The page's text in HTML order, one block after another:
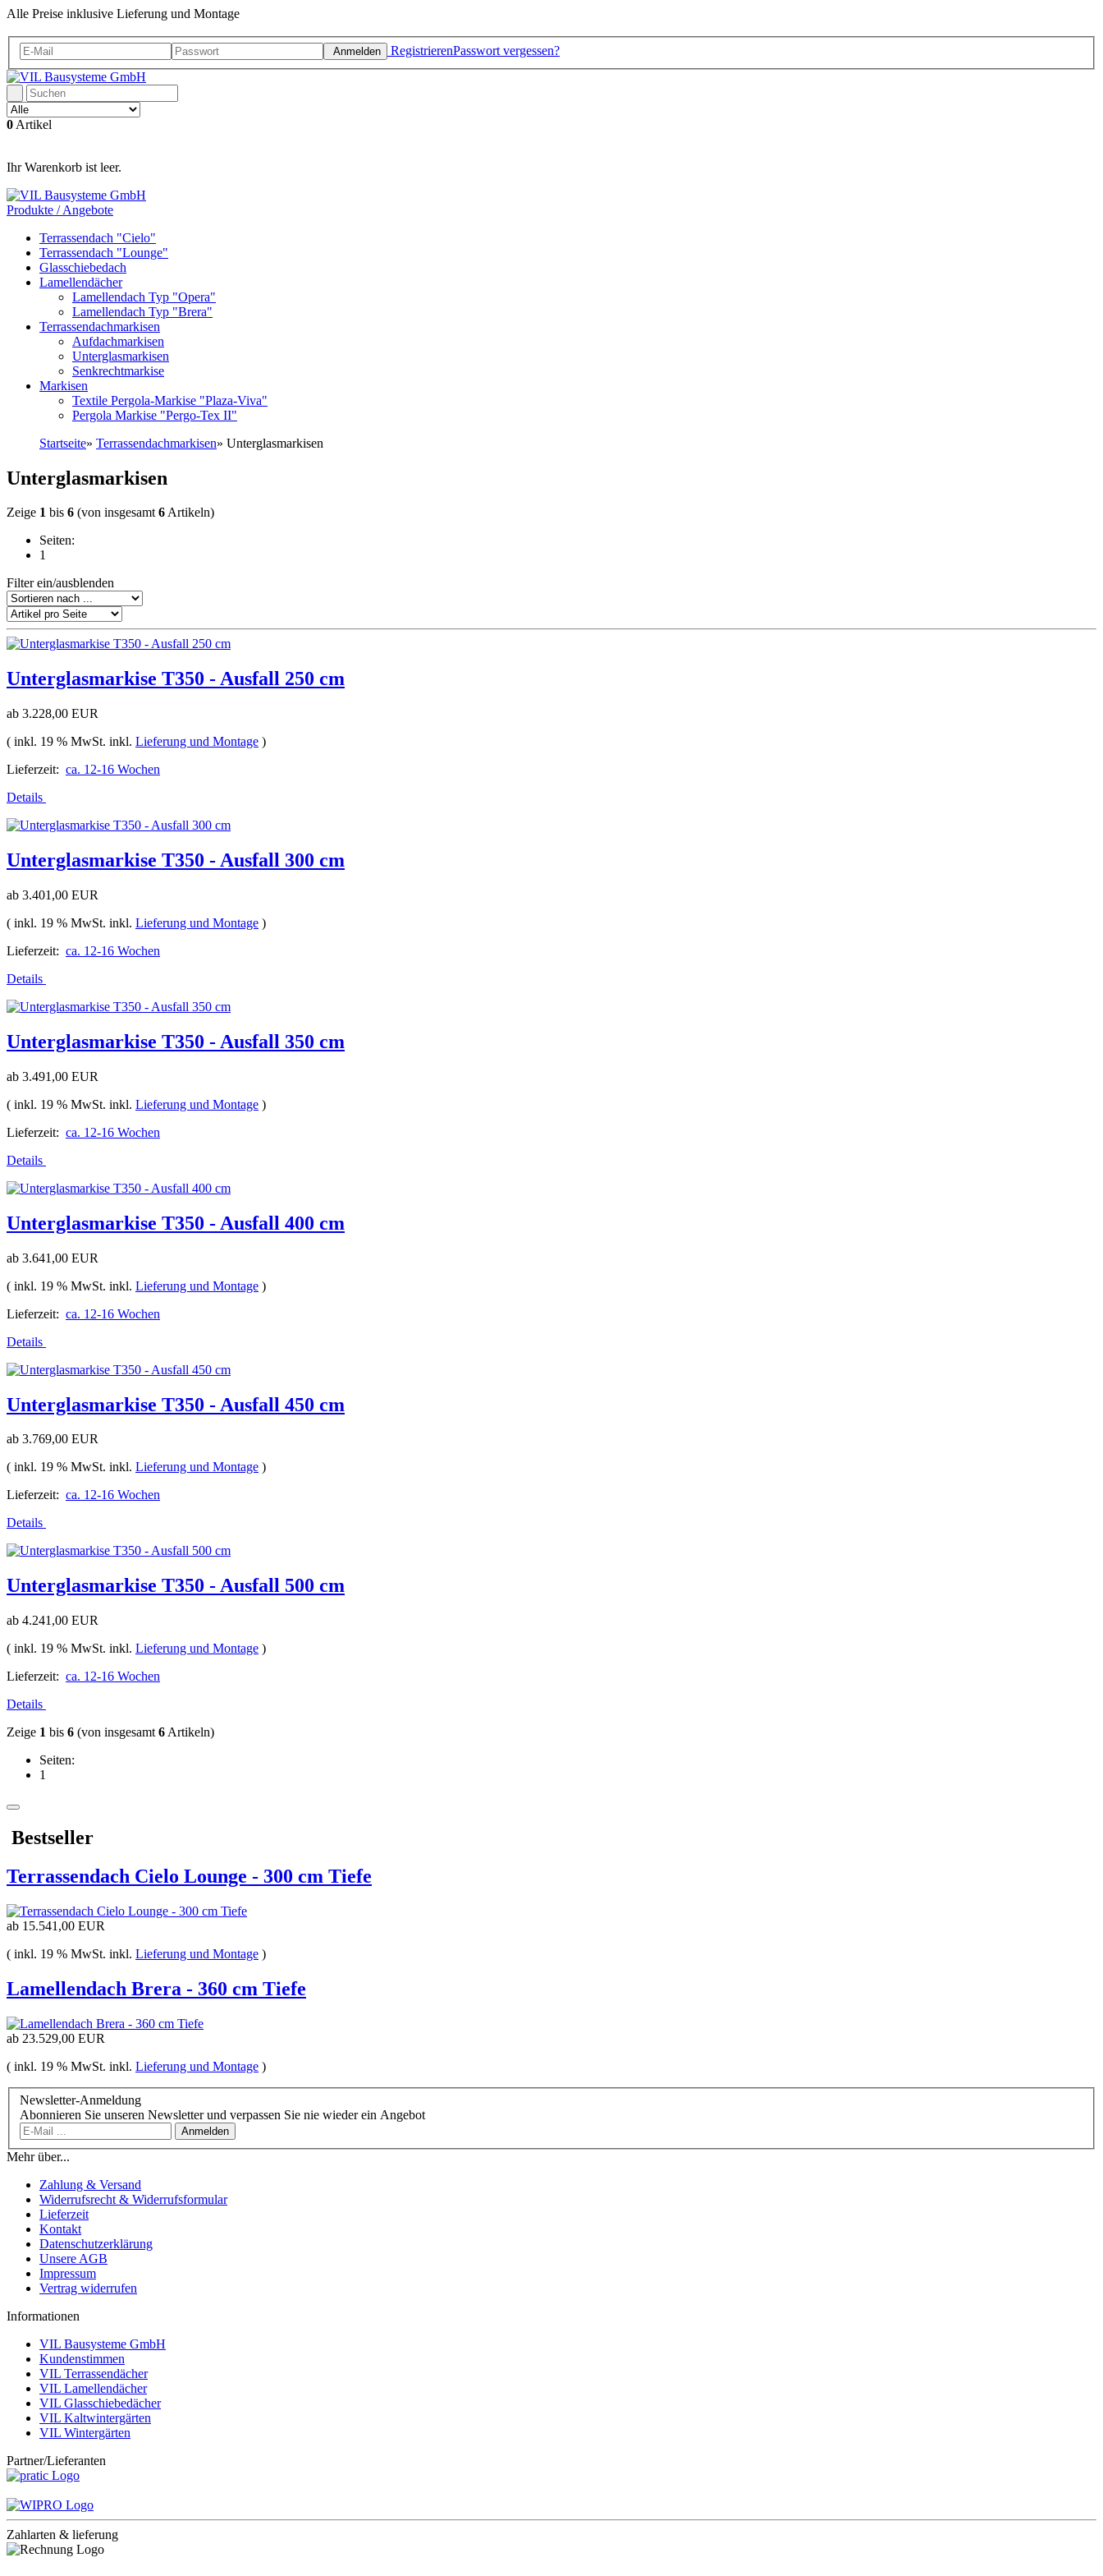
Alle Preise inklusive Lieferung und Montage
Anmelden RegistrierenPasswort vergessen?
0 Artikel
Ihr Warenkorb ist leer.
Produkte / Angebote
Terrassendach "Cielo"
Terrassendach "Lounge"
Glasschiebedach
Lamellendächer
Lamellendach Typ "Opera"
Lamellendach Typ "Brera"
Terrassendachmarkisen
Aufdachmarkisen
Unterglasmarkisen
Senkrechtmarkise
Markisen
Textile Pergola-Markise "Plaza-Viva"
Pergola Markise "Pergo-Tex II"
Startseite» Terrassendachmarkisen» Unterglasmarkisen
Unterglasmarkisen
Zeige 1 bis 6 (von insgesamt6Artikeln)
Seiten:
1
Filter ein/ausblenden
Unterglasmarkise T350 - Ausfall 250 cm
ab 3.228,00 EUR
( inkl. 19 % MwSt. inkl. Lieferung und Montage )
Lieferzeit: ca. 12-16 Wochen
Details
Unterglasmarkise T350 - Ausfall 300 cm
ab 3.401,00 EUR
( inkl. 19 % MwSt. inkl. Lieferung und Montage )
Lieferzeit: ca. 12-16 Wochen
Details
Unterglasmarkise T350 - Ausfall 350 cm
ab 3.491,00 EUR
( inkl. 19 % MwSt. inkl. Lieferung und Montage )
Lieferzeit: ca. 12-16 Wochen
Details
Unterglasmarkise T350 - Ausfall 400 cm
ab 3.641,00 EUR
( inkl. 19 % MwSt. inkl. Lieferung und Montage )
Lieferzeit: ca. 12-16 Wochen
Details
Unterglasmarkise T350 - Ausfall 450 cm
ab 3.769,00 EUR
( inkl. 19 % MwSt. inkl. Lieferung und Montage )
Lieferzeit: ca. 12-16 Wochen
Details
Unterglasmarkise T350 - Ausfall 500 cm
ab 4.241,00 EUR
( inkl. 19 % MwSt. inkl. Lieferung und Montage )
Lieferzeit: ca. 12-16 Wochen
Details
Zeige 1 bis 6 (von insgesamt 6 Artikeln)
Seiten:
1
Bestseller
Terrassendach Cielo Lounge - 300 cm Tiefe
ab 15.541,00 EUR
( inkl. 19 % MwSt. inkl. Lieferung und Montage )
Lamellendach Brera - 360 cm Tiefe
ab 23.529,00 EUR
( inkl. 19 % MwSt. inkl. Lieferung und Montage )
Newsletter-Anmeldung
Abonnieren Sie unseren Newsletter und verpassen Sie nie wieder ein Angebot
Anmelden
Mehr über...
Zahlung & Versand
Widerrufsrecht & Widerrufsformular
Lieferzeit
Kontakt
Datenschutzerklärung
Unsere AGB
Impressum
Vertrag widerrufen
Informationen
VIL Bausysteme GmbH
Kundenstimmen
VIL Terrassendächer
VIL Lamellendächer
VIL Glasschiebedächer
VIL Kaltwintergärten
VIL Wintergärten
Partner/Lieferanten
Zahlarten & lieferung